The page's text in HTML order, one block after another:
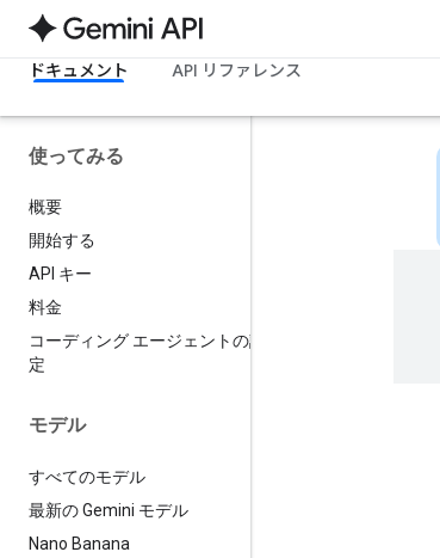
ドキュメント API リファレンス
使ってみる
概要
開始する
API キー
料金
コーディング エージェントの設
定
モデル
すべてのモデル
最新の Gemini モデル
Nano Banana